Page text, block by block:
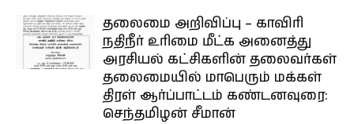
தலைமை அறிவிப்பு – காவிரி
நதிநீர் உரிமை மீட்க அனைத்து
அரசியல் கட்சிகளின் தலைவர்கள்
தலைமையில் மாபெரும் மக்கள்
திரள் ஆர்ப்பாட்டம் கண்டனவுரை:
செந்தமிழன் சீமான்